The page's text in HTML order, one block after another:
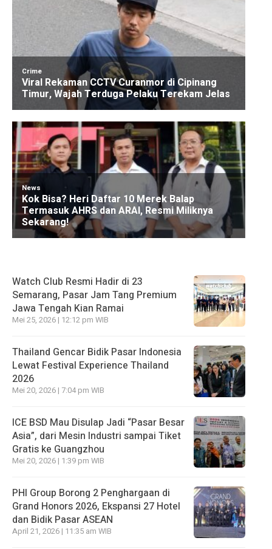
Watch Club Resmi Hadir di 23
Semarang, Pasar Jam Tang Premium
Jawa Tengah Kian Ramai
Mei 25, 2026 | 12:12 pm WIB
Thailand Gencar Bidik Pasar Indonesia
Lewat Festival Experience Thailand
2026
Mei 20, 2026 | 7:04 pm WIB
ICE BSD Mau Disulap Jadi “Pasar Besar
Asia”, dari Mesin Industri sampai Tiket
Gratis ke Guangzhou
Mei 20, 2026 | 1:39 pm WIB
PHI Group Borong 2 Penghargaan di
Grand Honors 2026, Ekspansi 27 Hotel
dan Bidik Pasar ASEAN
April 21, 2026 | 11:35 am WIB